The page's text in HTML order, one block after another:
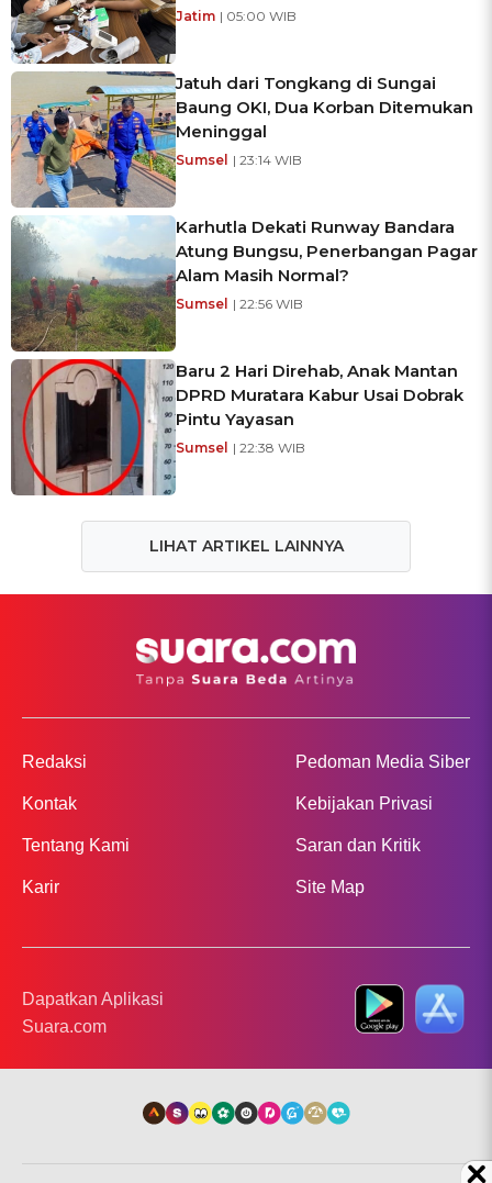
Jatim | 05:00 WIB
Jatuh dari Tongkang di Sungai
Baung OKI, Dua Korban Ditemukan
Meninggal
Sumsel | 23:14 WIB
Karhutla Dekati Runway Bandara
Atung Bungsu, Penerbangan Pagar
Alam Masih Normal?
Sumsel | 22:56 WIB
Baru 2 Hari Direhab, Anak Mantan
DPRD Muratara Kabur Usai Dobrak
Pintu Yayasan
Sumsel | 22:38 WIB
LIHAT ARTIKEL LAINNYA
Redaksi
Kontak
Tentang Kami
Karir
Pedoman Media Siber
Kebijakan Privasi
Saran dan Kritik
Site Map
Dapatkan Aplikasi
Suara.com